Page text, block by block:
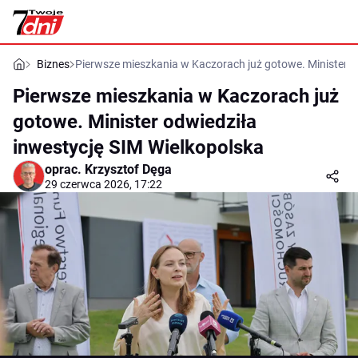
Biznes Pierwsze mieszkania w Kaczorach już gotowe. Minister
Pierwsze mieszkania w Kaczorach już
gotowe. Minister odwiedziła
inwestycję SIM Wielkopolska
oprac. Krzysztof Dęga
29 czerwca 2026, 17:22